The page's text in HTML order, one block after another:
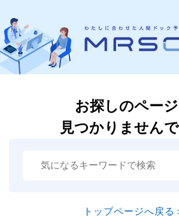
お探しのペー
見つかりません
トップページへ戻る